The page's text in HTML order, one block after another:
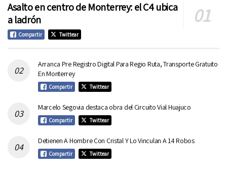
Asalto en centro de Monterrey: el C4 ubica
a ladrón
Compartir Twittear
Arranca Pre Registro Digital Para Regio Ruta, Transporte Gratuito
En Monterrey
Compartir Twittear
Marcelo Segovia destaca obra del Circuito Vial Huajuco
Compartir Twittear
Detienen A Hombre Con Cristal Y Lo Vinculan A 14 Robos
Compartir Twittear